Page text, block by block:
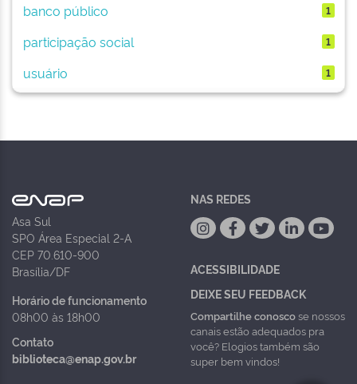
banco público
1
participação social 1
usuário 1
Asa Sul
SPO Área Especial 2-A
CEP 70.610-900
Brasília/DF
Horário de funcionamento
08h00 às 18h00
Contato
biblioteca@enap.gov.br
NAS REDES
ACESSIBILIDADE
DEIXE SEU FEEDBACK
Compartilhe conoscose nossos
canais estão adequados pra
você? Elogios também são
super bem vindos!